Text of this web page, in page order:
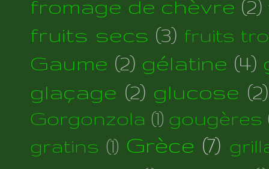
fromage de chèvre (2)
fruits secs (3) fruits
Gaume (2) gélatine (4)
glaçage (2) glucose (2)
Gorgonzola (1) gougères
gratins (1) Grèce (7)